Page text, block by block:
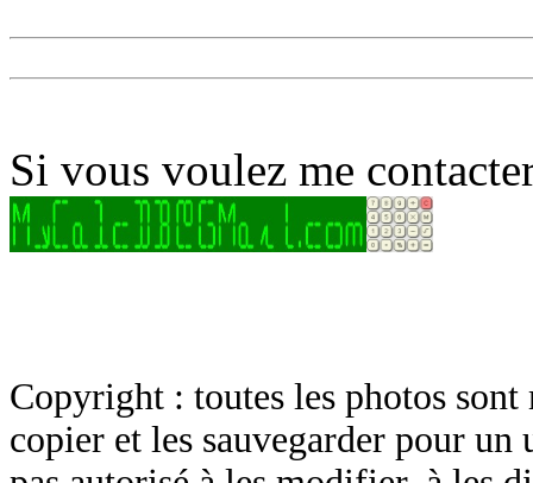
Si vous voulez me
Copyright : toutes les photos sont
copier et les sauvegarder pour un